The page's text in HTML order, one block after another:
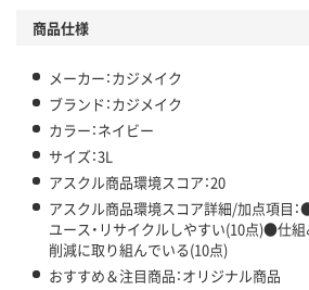
商品仕様
メーカー：カジメイク
ブランド：カジメイク
カラー：ネイビー
サイズ：3L
アスクル商品環境スコア：20
アスクル商品環境スコア詳細/加点項目：
ユース・リサイクルしやすい(10点)●仕
削減に取り組んでいる(10点)
おすすめ＆注目商品：オリジナル商品